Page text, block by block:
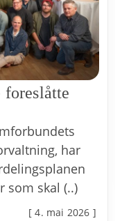
foreslåtte
har
som skal (..)
[ 4. mai 2026 ]